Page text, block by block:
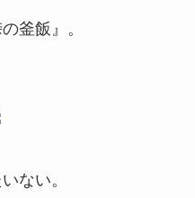
釜飯』。
ない。